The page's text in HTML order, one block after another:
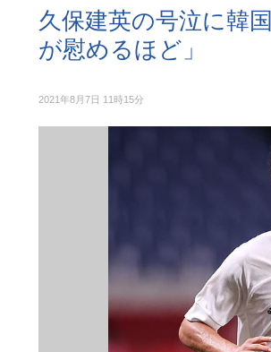
久保建英の号泣に韓
が慰めるほど」
2021年8月7日 11時15分